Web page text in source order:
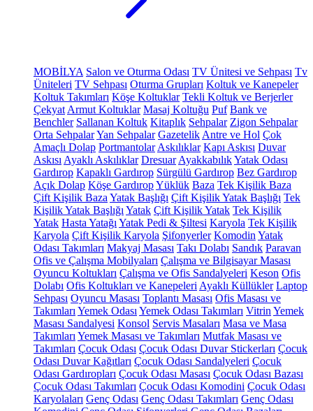
MOBİLYA Salon ve Oturma Odası TV Ünitesi ve Sehpası Tv
Üniteleri TV Sehpası Oturma Grupları Koltuk ve Kanepeler
Koltuk Takımları Köşe Koltuklar Tekli Koltuk ve Berjerler
Çekyat Armut Koltuklar Masaj Koltuğu Puf Bank ve
Benchler Sallanan Koltuk Kitaplık Sehpalar Zigon Sehpalar
Orta SehpalarYan Sehpalar Gazetelik Antre ve Hol Çok
Amaçlı Dolap Portmantolar Askılıklar Kapı Askısı Duvar
Askısı Ayaklı Askılıklar Dresuar AyakkabılıkYatak Odası
Gardırop Kapaklı Gardırop Sürgülü Gardırop Bez Gardırop
Açık Dolap Köşe GardıropYüklük Baza Tek Kişilik Baza
Çift Kişilik Baza Yatak Başlığı Çift Kişilik Yatak Başlığı Tek
Kişilik Yatak Başlığı Yatak Çift Kişilik Yatak Tek Kişilik
Yatak Hasta Yatağı Yatak Pedi & Şiltesi Karyola Tek Kişilik
Karyola Çift Kişilik Karyola Şifonyerler Komodin Yatak
Odası Takımları Makyaj Masası Takı Dolabı Sandık Paravan
Ofis ve Çalışma Mobilyaları Çalışma ve Bilgisayar Masası
Oyuncu Koltukları Çalışma ve Ofis Sandalyeleri Keson Ofis
Dolabı Ofis Koltukları ve Kanepeleri Ayaklı Küllükler Laptop
Sehpası Oyuncu Masası Toplantı Masası Ofis Masası ve
Takımları Yemek Odası Yemek Odası Takımları Vitrin Yemek
Masası Sandalyesi Konsol Servis Masaları Masa ve Masa
Takımları Yemek Masası ve Takımları Mutfak Masası ve
Takımları Çocuk Odası Çocuk Odası Duvar Stickerları Çocuk
Odası Duvar Kağıtları Çocuk Odası Sandalyeleri Çocuk
Odası Gardıropları Çocuk Odası Masası Çocuk Odası Bazası
Çocuk Odası Takımları Çocuk Odası Komodini Çocuk Odası
Karyolaları Genç Odası Genç Odası Takımları Genç Odası